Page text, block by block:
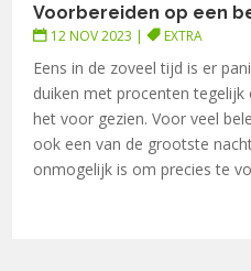
Voorbereiden op een
12 NOV 2023 | EXTRA
Eens in de zoveel tijd is er
duiken met procenten
het voor gezien. Voor veel
ook een van de grootste
onmogelijk is om precies te